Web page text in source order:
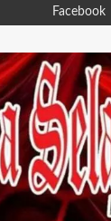
Facebook